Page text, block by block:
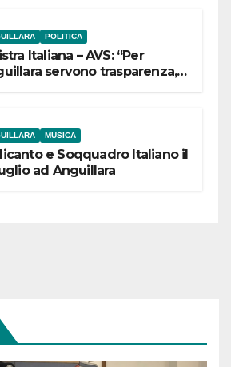
POLITICA
Italiana – AVS: “Per
servono trasparenza,
MUSICA
e Soqquadro Italiano il
ad Anguillara